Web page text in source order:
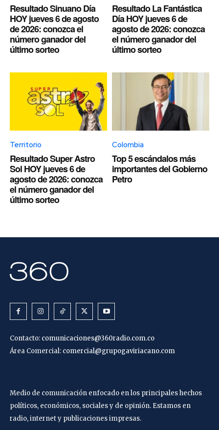
Resultado Sinuano Día
HOY jueves 6 de agosto
de 2026: conozca el
número ganador del
último sorteo
Resultado La Fantástica
Día HOY jueves 6 de
agosto de 2026: conozca
el número ganador del
último sorteo
Territorio
Resultado Super Astro
Sol HOY jueves 6 de
agosto de 2026: conozca
el número ganador del
último sorteo
Colombia
Top 5 escándalos más
importantes del Gobierno
Petro
Contacto: comunicaciones@360radio.com.co
Área Comercial: comercial@grupogaviriacano.com
Medio de comunicación enfocado en los principales hechos
políticos, económicos, sociales y de opinión. Estamos en
radio, internet y publicaciones impresas.